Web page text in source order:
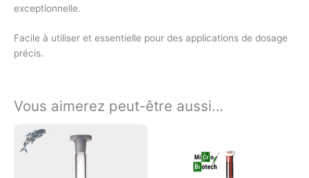
exceptionnelle.
Facile à utiliser et essentielle pour des applications de dosage
précis.
Vous aimerez peut-être aussi…